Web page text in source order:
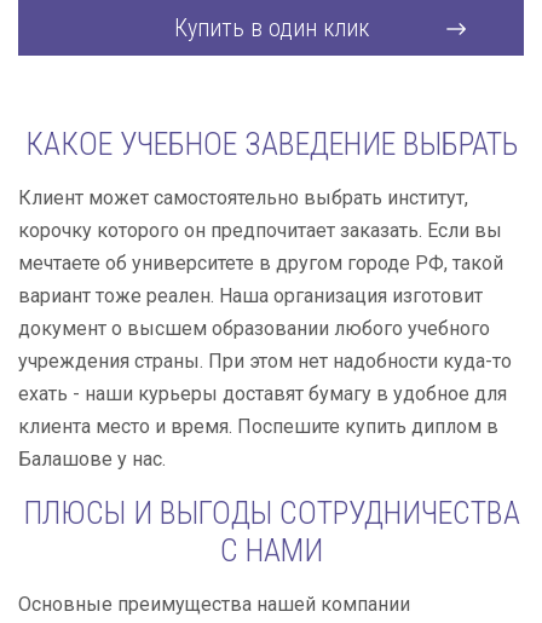
Купить в один клик
КАКОЕ УЧЕБНОЕ ЗАВЕДЕНИЕ ВЫБРАТЬ
Клиент может самостоятельно выбрать институт,
корочку которого он предпочитает заказать. Если вы
мечтаете об университете в другом городе РФ, такой
вариант тоже реален. Наша организация изготовит
документ о высшем образовании любого учебного
учреждения страны. При этом нет надобности куда-то
ехать - наши курьеры доставят бумагу в удобное для
клиента место и время. Поспешите купить диплом в
Балашове у нас.
ПЛЮСЫ И ВЫГОДЫ СОТРУДНИЧЕСТВА
С НАМИ
Основные преимущества нашей компании